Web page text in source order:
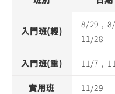
入門班(輕)
8/29，
11/28
入門班(重) 11/7，
實用班 11/29